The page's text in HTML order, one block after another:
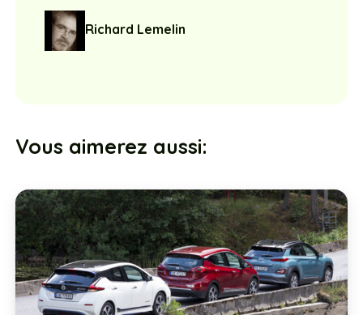
Richard Lemelin
Vous aimerez aussi: